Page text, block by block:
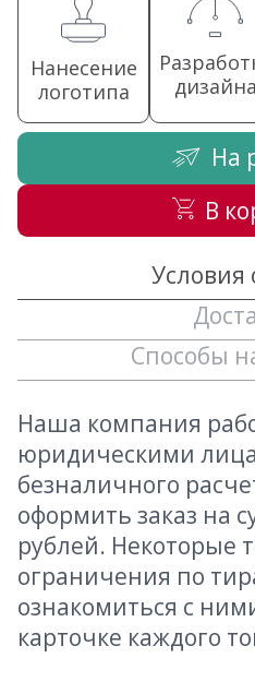
Нанесение
логотипа
дизайна
На
В
Условия
Способы
Наша компания
юридическими
безналичного
оформить заказ на
рублей. Некоторые
ограничения по
ознакомиться с
карточке каждого